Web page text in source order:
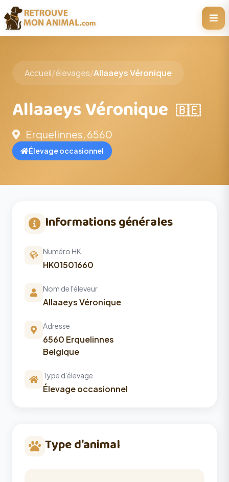
Accueil/élevages/Allaaeys Véronique
Allaaeys Véronique 🇧🇪
Erquelinnes, 6560
Élevage occasionnel
Informations générales
Numéro HK
HK01501660
Nom de l'éleveur
Allaaeys Véronique
Adresse
6560 Erquelinnes
Belgique
Type d'élevage
Élevage occasionnel
Type d'animal